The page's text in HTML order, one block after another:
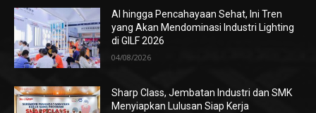
AI hingga Pencahayaan Sehat, Ini Tren
yang Akan Mendominasi Industri Lighting
di GILF 2026
04/08/2026
Sharp Class, Jembatan Industri dan SMK
Menyiapkan Lulusan Siap Kerja